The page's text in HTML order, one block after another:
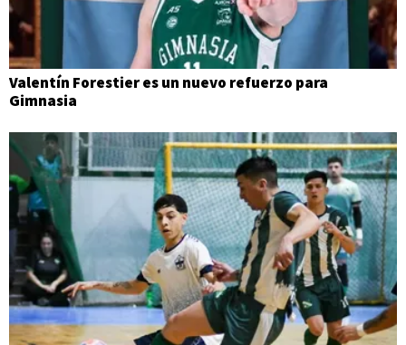
Valentín Forestier es un nuevo refuerzo para
Gimnasia